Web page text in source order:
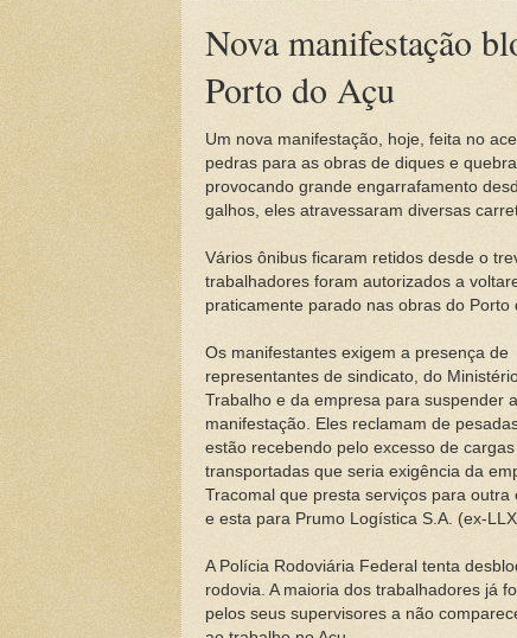
Nova manifestação
Porto do Açu
Um nova manifestação, hoje, feita no
pedras para as obras de diques e
provocando grande engarrafamento
galhos, eles atravessaram diversas
Vários ônibus ficaram retidos desde o
trabalhadores foram autorizados a
praticamente parado nas obras do
Os manifestantes exigem a presença de
representantes de sindicato, do
Trabalho e da empresa para suspender a
manifestação. Eles reclamam de
estão recebendo pelo excesso de cargas
transportadas que seria exigência da
Tracomal que presta serviços para outra
e esta para Prumo Logística S.A. (ex-
A Polícia Rodoviária Federal tenta
rodovia. A maioria dos trabalhadores já
pelos seus supervisores a não